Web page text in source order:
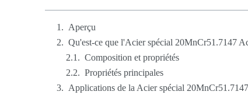
Aperçu
Qu'est-ce que l'Acier spécial 20MnCr51.7147
Composition et propriétés
Propriétés principales
Applications de la Acier spécial